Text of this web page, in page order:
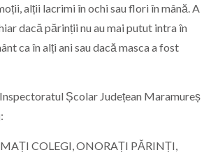
alții lacrimi în ochi sau flori în mână. A
dacă părinții nu au mai putut intra în
ca în alți ani sau dacă masca a fost
Școlar Județean Maramureș
COLEGI, ONORAȚI PĂRINȚI,